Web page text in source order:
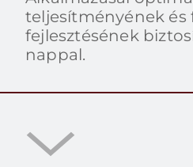
teljesítményének és
fejlesztésének
nappal.